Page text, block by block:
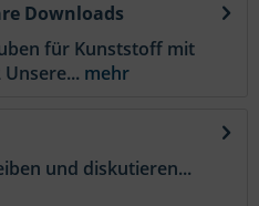
Downloads
für Kunststoff mit
mehr
und diskutieren...